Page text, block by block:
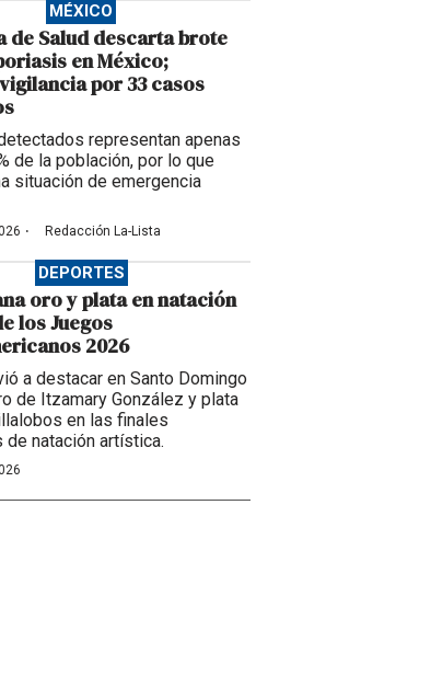
MÉXICO
de Salud descarta brote
en México;
por 33 casos
representan apenas
de la población, por lo que
situación de emergencia
· Redacción La-Lista
DEPORTES
oro y plata en natación
los Juegos
2026
a destacar en Santo Domingo
de Itzamary González y plata
en las finales
de natación artística.